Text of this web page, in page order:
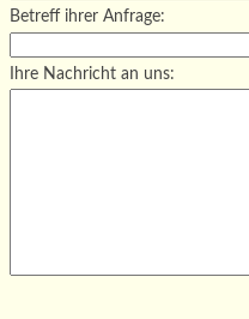
Betreff ihrer Anfrage:
Ihre Nachricht an uns: